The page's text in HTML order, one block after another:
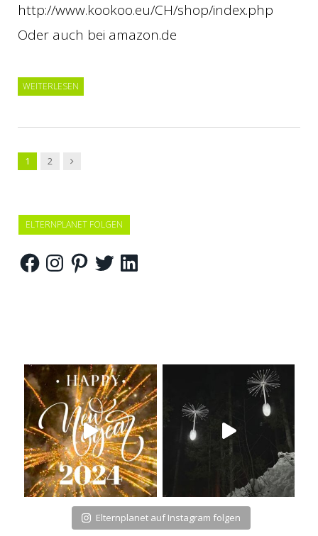
http://www.kookoo.eu/CH/shop/index.php
Oder auch bei amazon.de
WEITERLESEN
1 2
Vor
ELTERNPLANET FOLGEN
FacebookInstagramPinterestTwitterLinkedIn
Elternplanet auf Instagram folgen